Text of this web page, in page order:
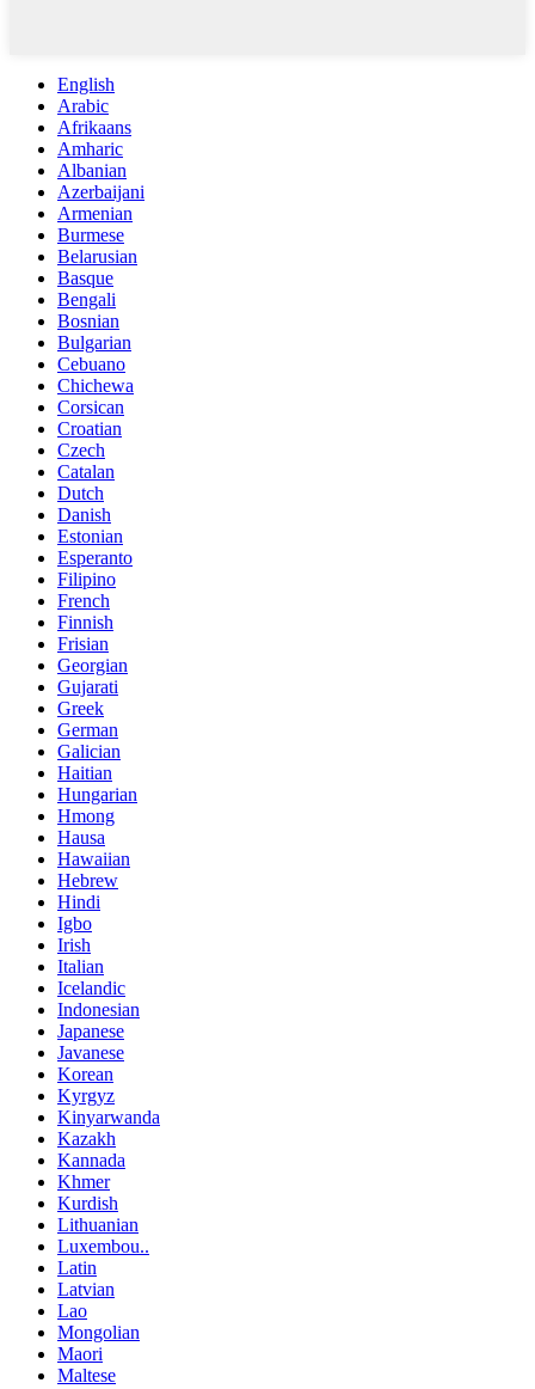
English
Arabic
Afrikaans
Amharic
Albanian
Azerbaijani
Armenian
Burmese
Belarusian
Basque
Bengali
Bosnian
Bulgarian
Cebuano
Chichewa
Corsican
Croatian
Czech
Catalan
Dutch
Danish
Estonian
Esperanto
Filipino
French
Finnish
Frisian
Georgian
Gujarati
Greek
German
Galician
Haitian
Hungarian
Hmong
Hausa
Hawaiian
Hebrew
Hindi
Igbo
Irish
Italian
Icelandic
Indonesian
Japanese
Javanese
Korean
Kyrgyz
Kinyarwanda
Kazakh
Kannada
Khmer
Kurdish
Lithuanian
Luxembou..
Latin
Latvian
Lao
Mongolian
Maori
Maltese